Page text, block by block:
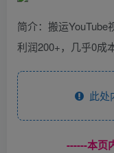
简介：搬运
利润200+，几乎0成
此处
------本页